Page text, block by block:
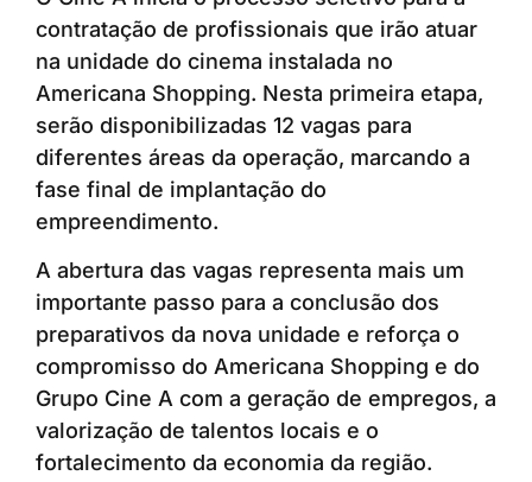
contratação de profissionais que irão atuar
na unidade do cinema instalada no
Americana Shopping. Nesta primeira etapa,
serão disponibilizadas 12 vagas para
diferentes áreas da operação, marcando a
fase final de implantação do
empreendimento.
A abertura das vagas representa mais um
importante passo para a conclusão dos
preparativos da nova unidade e reforça o
compromisso do Americana Shopping e do
Grupo Cine A com a geração de empregos, a
valorização de talentos locais e o
fortalecimento da economia da região.